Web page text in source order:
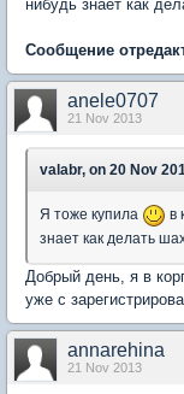
нибудь знает как
Сообщение
anele0707
21 Nov 2013
valabr, on 20 Nov
Я тоже купила
в
знает как делать
Добрый день, я в
уже с
annarehina
21 Nov 2013